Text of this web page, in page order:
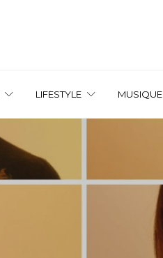
LIFESTYLE MUSIQUE